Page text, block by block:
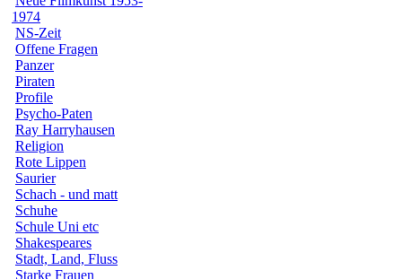
1974
NS-Zeit
Offene Fragen
Panzer
Piraten
Profile
Psycho-Paten
Ray Harryhausen
Religion
Rote Lippen
Saurier
Schach - und matt
Schuhe
Schule Uni etc
Shakespeares
Stadt, Land, Fluss
Starke Frauen